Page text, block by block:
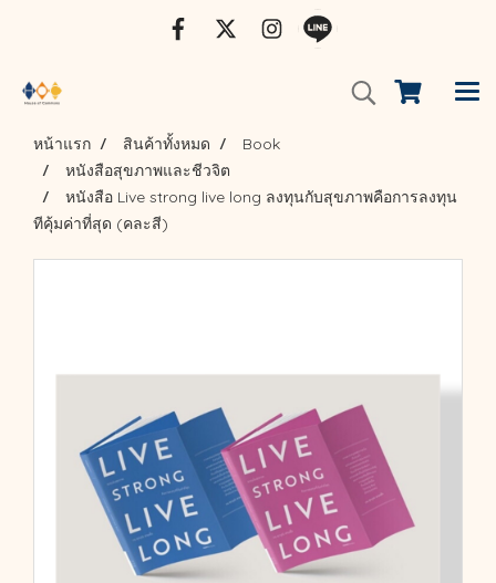
หน้าแรก สินค้าทั้งหมด
Book
หนังสือสุขภาพและชีวจิต
หนังสือ Live strong live long ลงทุนกับสุขภาพคือการลงทุน
ทีคุ้มค่าที่สุด (คละสี)